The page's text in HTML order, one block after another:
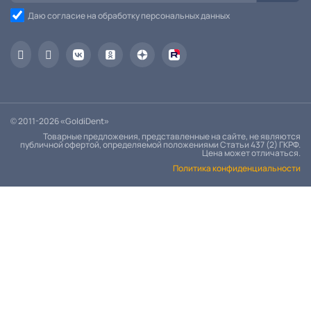
Даю согласие на обработку персональных данных
© 2011-2026 «GoldiDent»
Товарные предложения, представленные на сайте, не являются
публичной офертой, определяемой положениями Статьи 437 (2) ГКРФ.
Цена может отличаться.
Политика конфиденциальности